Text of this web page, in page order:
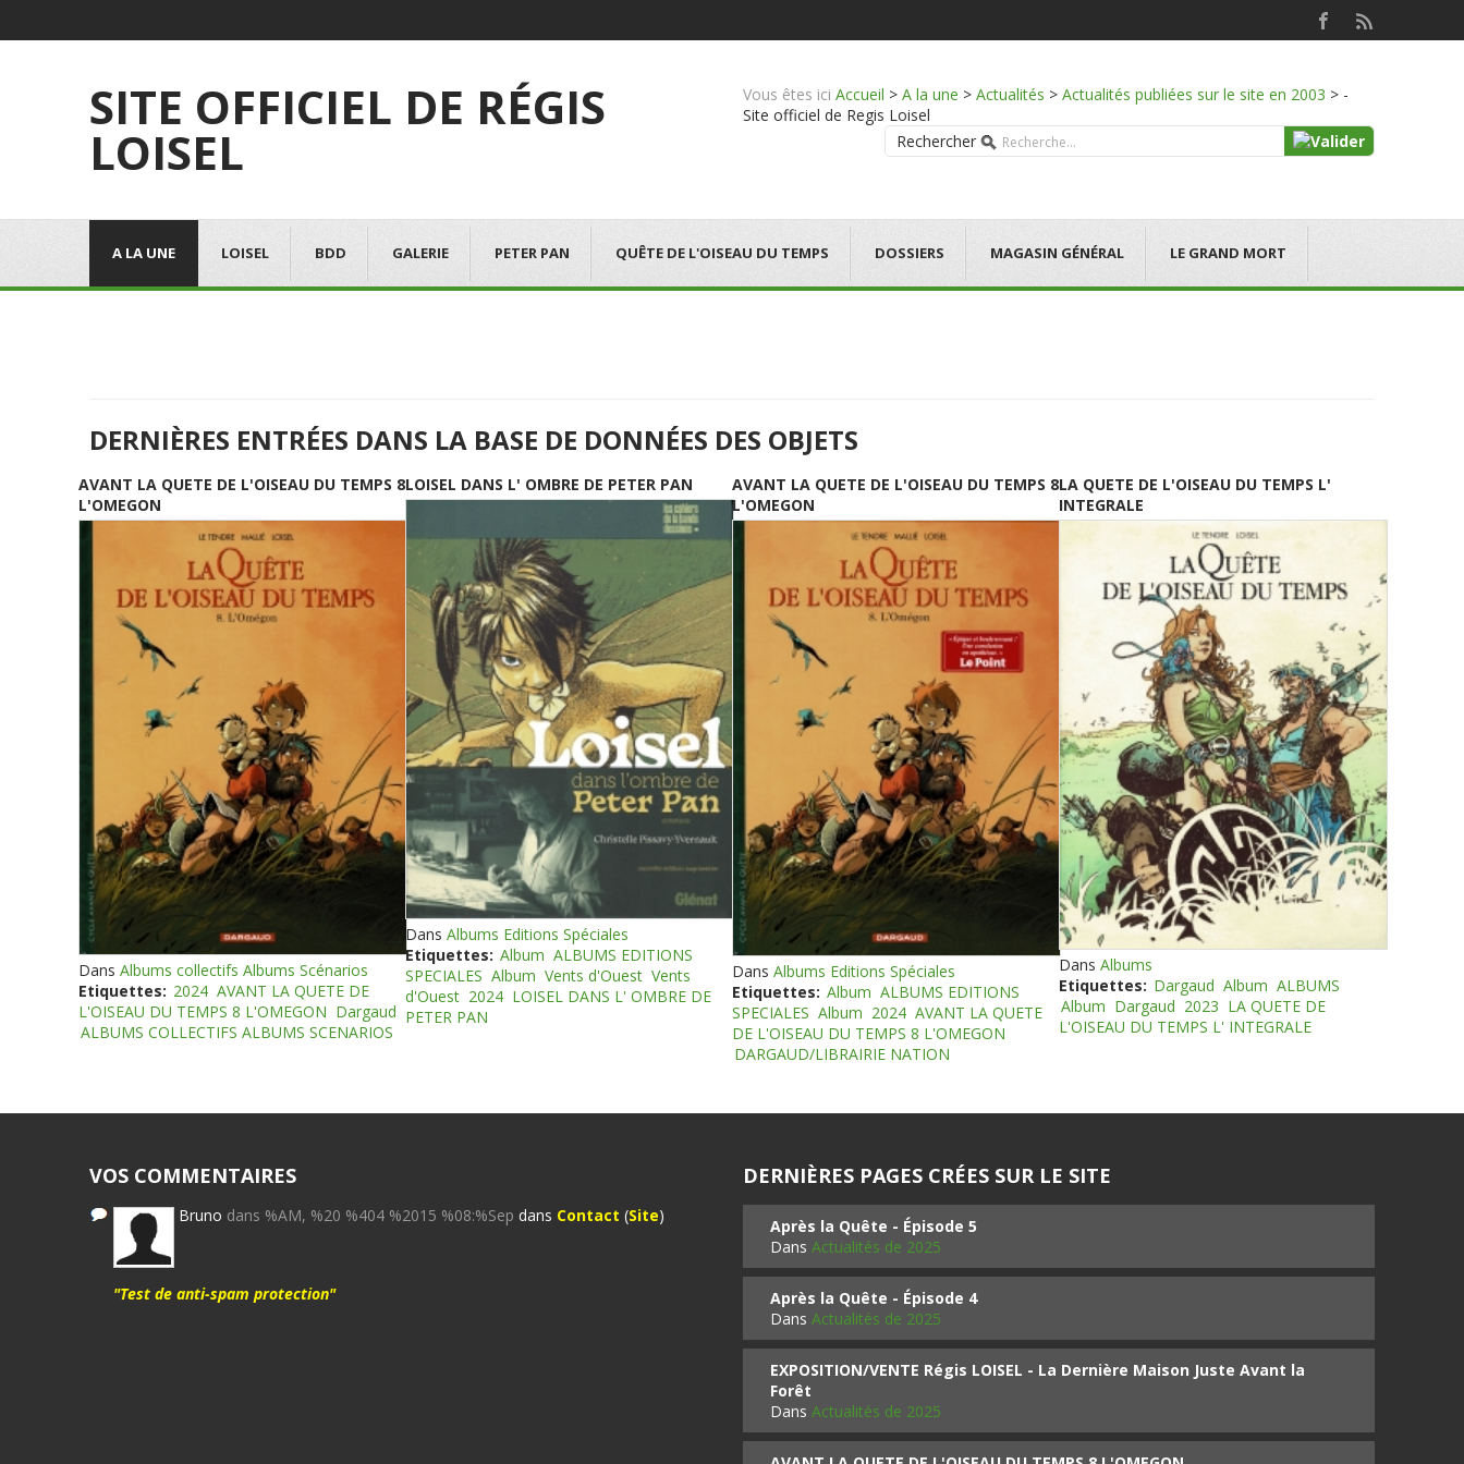
SITE OFFICIEL DE RÉGIS
LOISEL
Vous êtes ici Accueil > A la une > Actualités > Actualités publiées sur le site en 2003 > -
Site officiel de Regis Loisel
Rechercher
A LA UNE LOISEL BDD GALERIE PETER PAN QUÊTE DE L'OISEAU DU TEMPS DOSSIERS MAGASIN GÉNÉRAL LE GRAND MORT
DERNIÈRES ENTRÉES DANS LA BASE DE DONNÉES DES OBJETS
AVANT LA QUETE DE L'OISEAU DU TEMPS 8
L'OMEGON
Dans Albums collectifs Albums Scénarios
Etiquettes: 2024 AVANT LA QUETE DE
L'OISEAU DU TEMPS 8 L'OMEGON Dargaud
ALBUMS COLLECTIFS ALBUMS SCENARIOS
LOISEL DANS L' OMBRE DE PETER PAN
Dans Albums Editions Spéciales
Etiquettes: Album ALBUMS EDITIONS
SPECIALES Album Vents d'Ouest Vents
d'Ouest 2024 LOISEL DANS L' OMBRE DE
PETER PAN
AVANT LA QUETE DE L'OISEAU DU TEMPS 8
L'OMEGON
Dans Albums Editions Spéciales
Etiquettes: Album ALBUMS EDITIONS
SPECIALES Album 2024 AVANT LA QUETE
DE L'OISEAU DU TEMPS 8 L'OMEGON
DARGAUD/LIBRAIRIE NATION
LA QUETE DE L'OISEAU DU TEMPS L'
INTEGRALE
Dans Albums
Etiquettes: Dargaud Album ALBUMS
Album Dargaud 2023 LA QUETE DE
L'OISEAU DU TEMPS L' INTEGRALE
VOS COMMENTAIRES
Bruno dans %AM, %20 %404 %2015 %08:%Sep dans Contact (Site)
"Test de anti-spam protection"
DERNIÈRES PAGES CRÉES SUR LE SITE
Après la Quête - Épisode 5
Dans Actualités de 2025
Après la Quête - Épisode 4
Dans Actualités de 2025
EXPOSITION/VENTE Régis LOISEL - La Dernière Maison Juste Avant la
Forêt
Dans Actualités de 2025